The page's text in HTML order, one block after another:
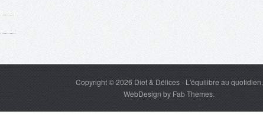
Copyright © 2026 Diet & Délices- L'équilibre au quotidien.
WebDesign by Fab Themes.